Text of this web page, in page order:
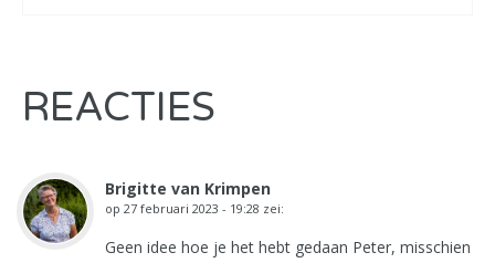
REACTIES
Brigitte van Krimpen
op 27 februari 2023 - 19:28 zei:
Geen idee hoe je het hebt gedaan Peter, misschien